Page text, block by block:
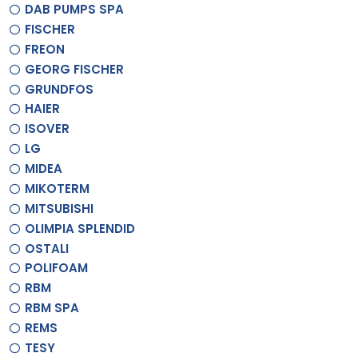
DAB PUMPS SPA
FISCHER
FREON
GEORG FISCHER
GRUNDFOS
HAIER
ISOVER
LG
MIDEA
MIKOTERM
MITSUBISHI
OLIMPIA SPLENDID
OSTALI
POLIFOAM
RBM
RBM SPA
REMS
TESY